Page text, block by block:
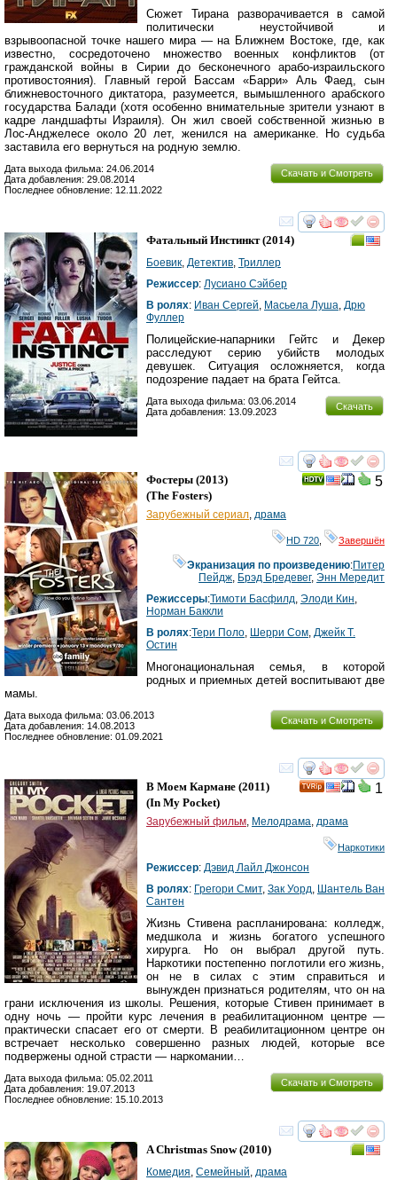
Сюжет Тирана разворачивается в самой
политически неустойчивой и
взрывоопасной точке нашего мира — на Ближнем Востоке, где, как
известно, сосредоточено множество военных конфликтов (от
гражданской войны в Сирии до бесконечного арабо-израильского
противостояния). Главный герой Бассам «Барри» Аль Фаед, сын
ближневосточного диктатора, разумеется, вымышленного арабского
государства Балади (хотя особенно внимательные зрители узнают в
кадре ландшафты Израиля). Он жил своей собственной жизнью в
Лос-Анджелесе около 20 лет, женился на американке. Но судьба
заставила его вернуться на родную землю.
Скачать и Смотреть
Дата выхода фильма: 24.06.2014
Дата добавления: 29.08.2014
Последнее обновление: 12.11.2022
смотреть
Фатальный Инстинкт(2014)
Боевик, Детектив, Триллер
Режиссер: Лусиано Сэйбер
В ролях: Иван Сергей, Масьела Луша, Дрю
Фуллер
Полицейские-напарники Гейтс и Декер
расследуют серию убийств молодых
девушек. Ситуация осложняется, когда
подозрение падает на брата Гейтса.
Скачать
Дата выхода фильма: 03.06.2014
Дата добавления: 13.09.2023
смотреть
5
Фостеры (2013)
(The Fosters)
Зарубежный сериал, драма
HD 720 Завершён
Экранизация по произведению:Питер
Пейдж, Брэд Бредевег,Энн Мередит
Режиссеры:Тимоти Басфилд, Элоди Кин,
Норман Баккли
В ролях:Тери Поло, Шерри Сом, Джейк Т.
Остин
Многонациональная семья, в которой
родных и приемных детей воспитывают две
мамы.
Скачать и Смотреть
Дата выхода фильма: 03.06.2013
Дата добавления: 14.08.2013
Последнее обновление: 01.09.2021
смотреть
1
В Моем Кармане (2011)
(In My Pocket)
Зарубежный фильм Мелодрама драма
Наркотики
Режиссер: Дэвид Лайл Джонсон
В ролях: Грегори Смит, Зак Уорд Шантель Ван
Сантен
Жизнь Стивена распланирована: колледж,
медшкола и жизнь богатого успешного
хирурга. Но он выбрал другой путь.
Наркотики постепенно поглотили его жизнь,
он не в силах с этим справиться и
вынужден признаться родителям, что он на
грани исключения из школы. Решения, которые Стивен принимает в
одну ночь — пройти курс лечения в реабилитационном центре —
практически спасает его от смерти. В реабилитационном центре он
встречает несколько совершенно разных людей, которые все
подвержены одной страсти — наркомании…
Скачать и Смотреть
Дата выхода фильма: 05.02.2011
Дата добавления: 19.07.2013
Последнее обновление: 15.10.2013
смотреть
A Christmas Snow(2010)
Комедия Семейный драма